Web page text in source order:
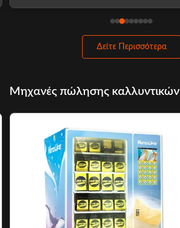
Δείτε Περισσότερα
Μηχανές πώλησης καλλυντικών